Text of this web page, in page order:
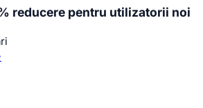
reducere pentru utilizatorii noi